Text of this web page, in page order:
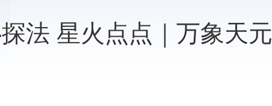
法 星火点点｜万象天元